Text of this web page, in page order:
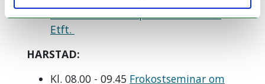
band The Avessts på Amtmandens
Etft.
HARSTAD:
Kl. 08.00 - 09.45 Frokostseminar om